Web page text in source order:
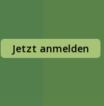
Jetzt anmelden